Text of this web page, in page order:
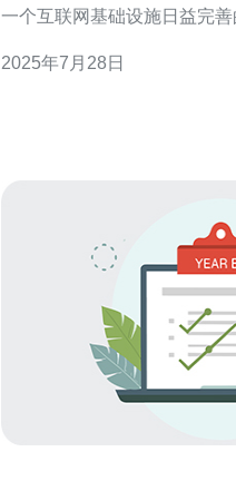
一个互联网基础设施日益完
合自己的方案，尤其是“最佳”
2025年7月28日